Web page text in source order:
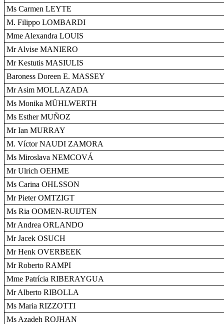
Ms Carmen LEYTE
M. Filippo LOMBARDI
Mme Alexandra LOUIS
Mr Alvise MANIERO
Mr Kestutis MASIULIS
Baroness Doreen E. MASSEY
Mr Asim MOLLAZADA
Ms Monika MÜHLWERTH
Ms Esther MUÑOZ
Mr Ian MURRAY
M. Víctor NAUDI ZAMORA
Ms Miroslava NEMCOVÁ
Mr Ulrich OEHME
Ms Carina OHLSSON
Mr Pieter OMTZIGT
Ms Ria OOMEN-RUIJTEN
Mr Andrea ORLANDO
Mr Jacek OSUCH
Mr Henk OVERBEEK
Mr Roberto RAMPI
Mme Patrícia RIBERAYGUA
Mr Alberto RIBOLLA
Ms Maria RIZZOTTI
Ms Azadeh ROJHAN